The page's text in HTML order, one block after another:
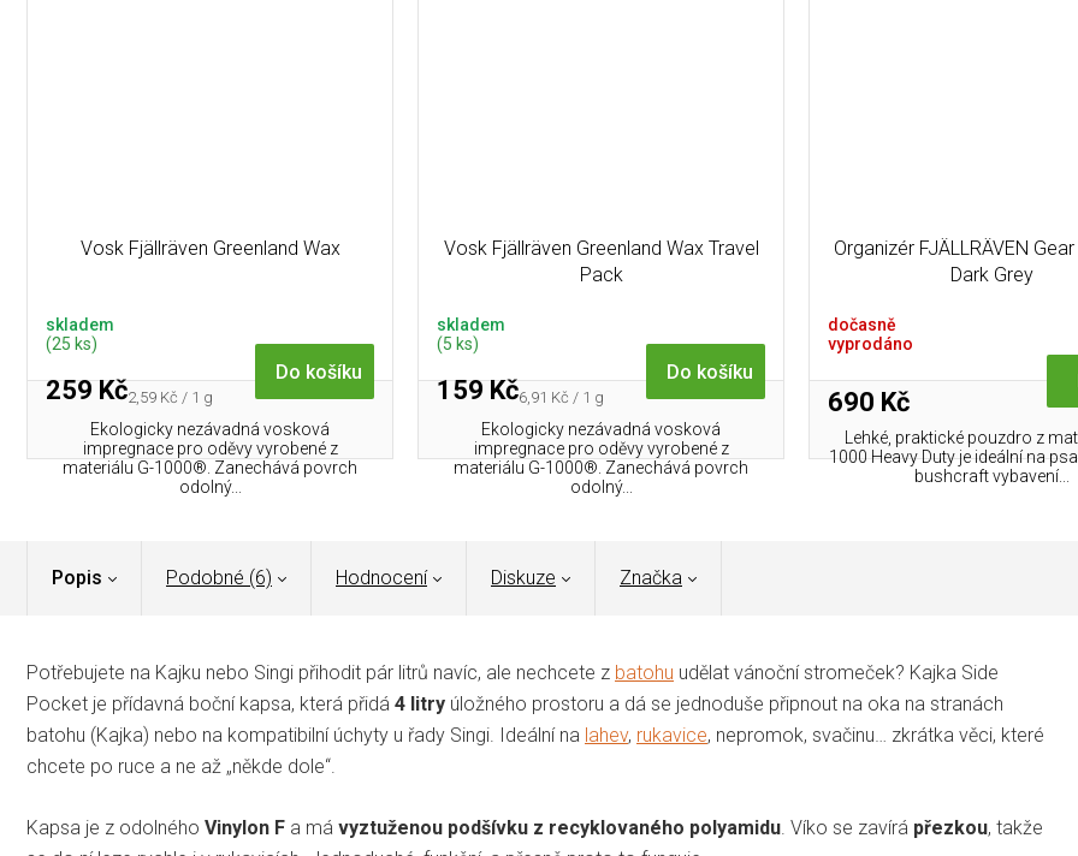
Vosk Fjällräven Greenland Wax
skladem
(25 ks)
259 KčMěrná
2,59 Kč / 1 g
Do košíku
Ekologicky nezávadná vosková
impregnace pro oděvy vyrobené z
materiálu G-1000®. Zanechává povrch
odolný...
Vosk Fjällräven Greenland Wax Travel
Pack
skladem
(5 ks)
159 KčMěrná
6,91 Kč / 1 g
Do košíku
Ekologicky nezávadná vosková
impregnace pro oděvy vyrobené z
materiálu G-1000®. Zanechává povrch
odolný...
Organizér FJÄLLRÄVEN
Dark Grey
dočasně
vyprodáno
690 Kč
Lehké, praktické pouzdro z
1000 Heavy Duty je ideální na
bushcraft vybavení...
Popis Podobné (6) Hodnocení Diskuze Značka
Potřebujete na Kajku nebo Singi přihodit pár litrů navíc, ale nechcete z batohu udělat vánoční stromeček? Kajka Side
Pocket je přídavná boční kapsa, která přidá 4 litry úložného prostoru a dá se jednoduše připnout na oka na stranách
batohu (Kajka) nebo na kompatibilní úchyty u řady Singi. Ideální na lahev, rukavice, nepromok, svačinu… zkrátka věci, které
chcete po ruce a ne až „někde dole“.
Kapsa je z odolného Vinylon F a má vyztuženou podšívku z recyklovaného polyamidu. Víko se zavírá přezkou, takže